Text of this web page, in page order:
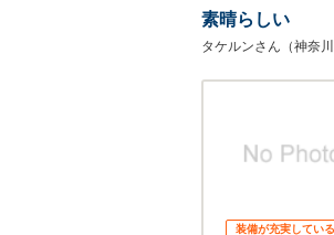
素晴らしい
タケルンさん（神奈川
装備が充実している